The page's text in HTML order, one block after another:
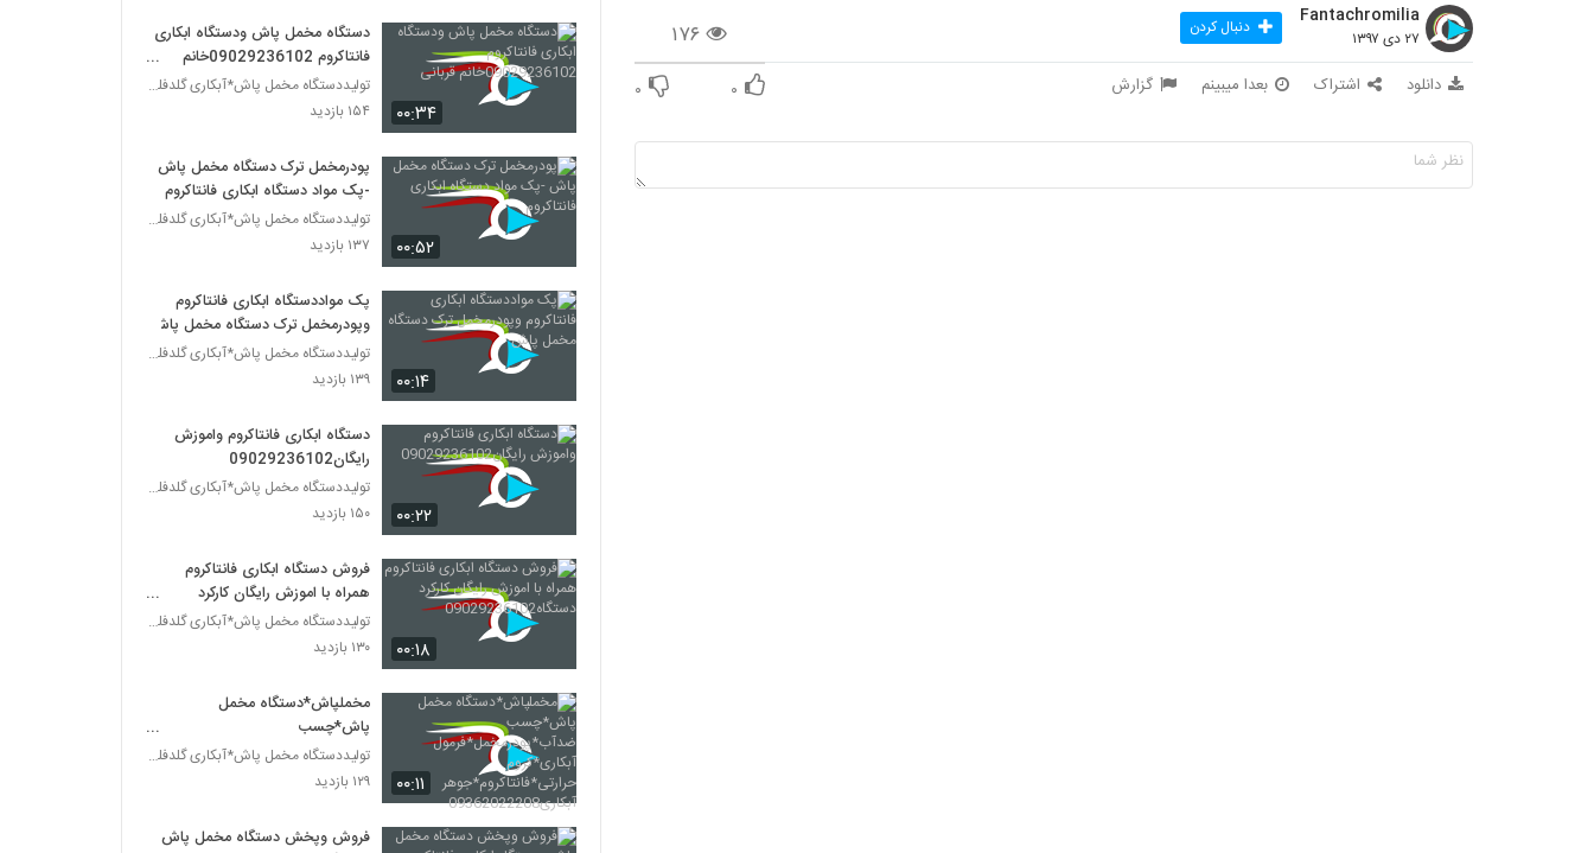
۱۷۶
Fantachromilia
۲۷ دی ۱۳۹۷ دنبال کردن
دانلود اشتراک بعدا میبینم گزارش ۰ ۰
۰۰:۳۴
دستگاه مخمل پاش ودستگاه ابکاری
فانتاکروم 09029236102خانم
قربانی
تولیددستگاه مخمل پاش*آبکاری گلدفلوک 09106565375
۱۵۴ بازدید
۰۰:۵۲
پودرمخمل ترک دستگاه مخمل پاش
-پک مواد دستگاه ابکاری فانتاکروم
تولیددستگاه مخمل پاش*آبکاری گلدفلوک 09106565375
۱۳۷ بازدید
۰۰:۱۴
پک مواددستگاه ابکاری فانتاکروم
وپودرمخمل ترک دستگاه مخمل پاش
تولیددستگاه مخمل پاش*آبکاری گلدفلوک 09106565375
۱۳۹ بازدید
۰۰:۲۲
دستگاه ابکاری فانتاکروم واموزش
رایگان09029236102
تولیددستگاه مخمل پاش*آبکاری گلدفلوک 09106565375
۱۵۰ بازدید
۰۰:۱۸
فروش دستگاه ابکاری فانتاکروم
همراه با اموزش رایگان کارکرد
دستگاه09029236102
تولیددستگاه مخمل پاش*آبکاری گلدفلوک 09106565375
۱۳۰ بازدید
۰۰:۱۱
مخملپاش*دستگاه مخمل
پاش*چسب
ضدآب*پودرمخمل*فرمول
آبکاری*کروم حرارتی*فانتاکروم*جوهر
آبکاری09362022208
تولیددستگاه مخمل پاش*آبکاری گلدفلوک 09106565375
۱۲۹ بازدید
فروش وپخش دستگاه مخمل پاش